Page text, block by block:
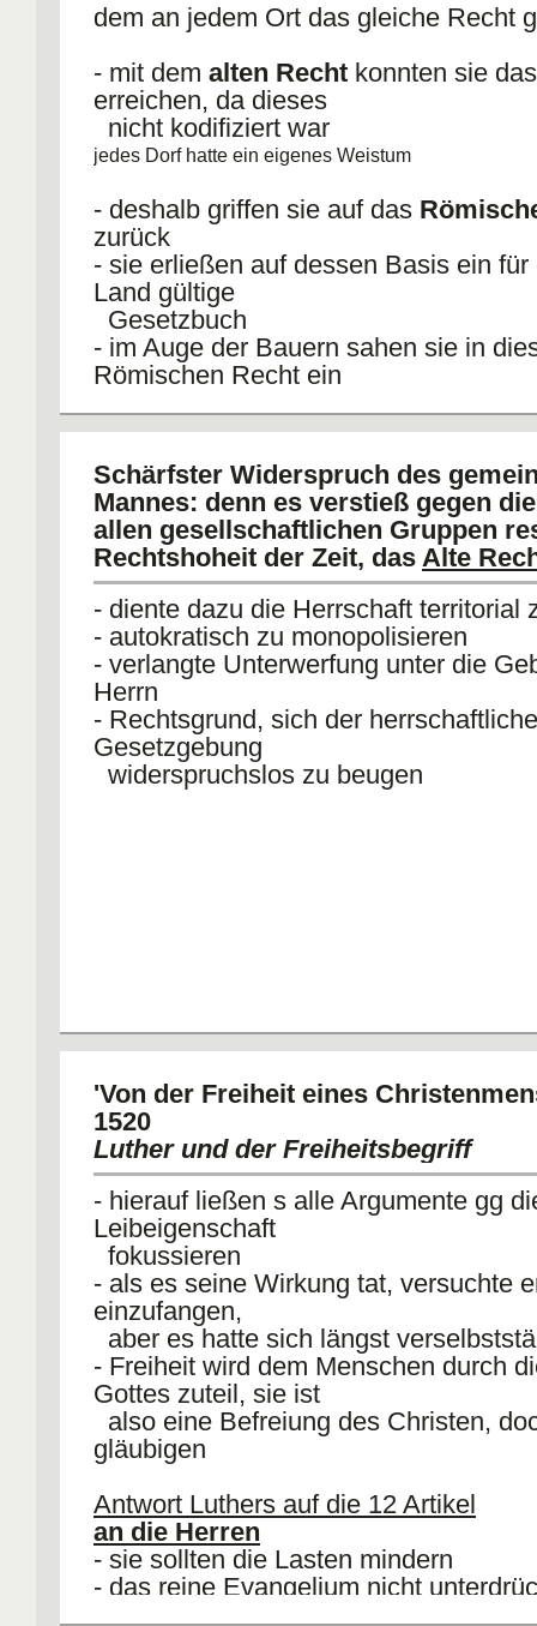
dem an jedem Ort das gleiche Recht
- mit dem alten Recht konnten sie
erreichen, da dieses
nicht kodifiziert war
jedes Dorf hatte ein eigenes Weistum
- deshalb griffen sie auf das
zurück
- sie erließen auf dessen Basis ein für
Land gültige
Gesetzbuch
- im Auge der Bauern sahen sie in
Römischen Recht ein
- erhoben sich gg des modernen
um ihr altes Recht
und Herkommen zu verteidigen
Bauern fühlten sich als VErteidiger
Rechts, Rechtsbrecher waren nach
Verständnis die Fürsten
Schärfster Widerspruch des
Mannes: denn es verstieß gegen
allen gesellschaftlichen Gruppen
Rechtshoheit der Zeit, das Alte
- diente dazu die Herrschaft territorial
- autokratisch zu monopolisieren
- verlangte Unterwerfung unter die
Herrn
- Rechtsgrund, sich der
Gesetzgebung
widerspruchslos zu beugen
'Von der Freiheit eines
1520
Luther und der Freiheitsbegriff
- hierauf ließen s alle Argumente gg
Leibeigenschaft
fokussieren
- als es seine Wirkung tat, versuchte
einzufangen,
aber es hatte sich längst
- Freiheit wird dem Menschen durch
Gottes zuteil, sie ist
also eine Befreiung des Christen,
gläubigen
Antwort Luthers auf die 12 Artikel
an die Herren
- sie sollten die Lasten mindern
- das reine Evangelium nicht